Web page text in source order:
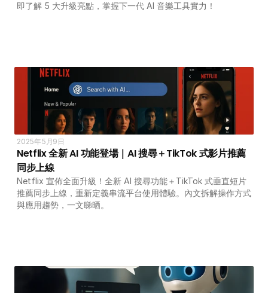
即了解 5 大升級亮點，掌握下一代 AI 音樂工具實力！
2025年5月9日
Netflix 全新 AI 功能登場｜AI 搜尋＋TikTok 式影片推薦
同步上線
Netflix 宣佈全面升級！全新 AI 搜尋功能＋TikTok 式垂直短片
推薦同步上線，重新定義串流平台使用體驗。內文拆解操作方式
與應用趨勢，一文睇晒。